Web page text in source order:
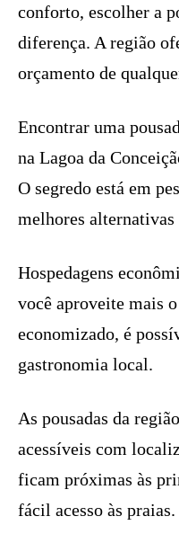
conforto, escolher a
diferença. A região
orçamento de
Encontrar uma
na Lagoa da
O segredo está em
melhores
Hospedagens
você aproveite mais
economizado, é
gastronomia local.
As pousadas da
acessíveis com
ficam próximas às
fácil acesso às praias.